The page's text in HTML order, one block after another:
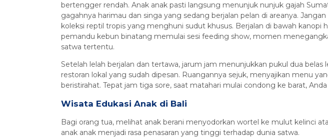
bertengger rendah. Anak anak pasti langsung menunjuk nunjuk gajah
gagahnya harimau dan singa yang sedang berjalan pelan di areanya.
koleksi reptil tropis yang menghuni sudut khusus. Berjalan di bawah
pemandu kebun binatang memulai sesi feeding show, momen
satwa tertentu.
Setelah lelah berjalan dan tertawa, jarum jam menunjukkan pukul dua
restoran lokal yang sudah dipesan. Ruangannya sejuk, menyajikan menu
beristirahat. Tepat jam tiga sore, saat matahari mulai condong ke barat,
Wisata Edukasi Anak di Bali
Bagi orang tua, melihat anak berani menyodorkan wortel ke mulut kelinci
anak anak menjadi rasa penasaran yang tinggi terhadap dunia satwa.